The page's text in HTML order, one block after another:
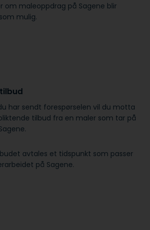
om maleoppdrag på Sagene blir
mulig.
har sendt forespørselen vil du motta
tilbud fra en maler som tar på
avtales et tidspunkt som passer
på Sagene.